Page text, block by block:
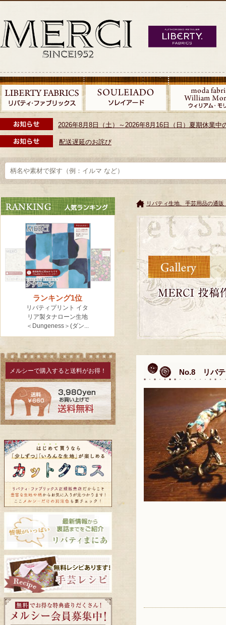
2026年8月8日（土）～2026年8月16日（日）夏期休業中
配送遅延のお詫び
メルシーで購入すると送料がお得！
リバティ生地、手芸用品の通
No.8 リバテ